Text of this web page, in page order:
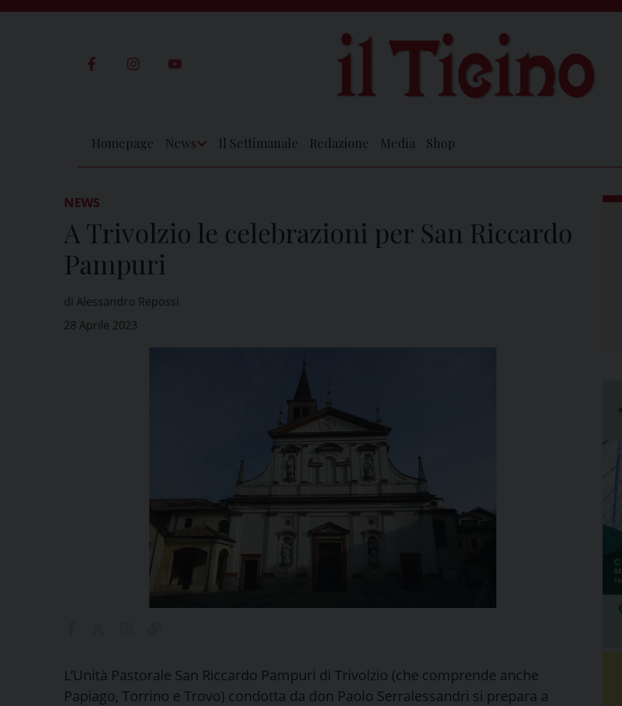
Homepage News Il Settimanale Redazione Media Shop
NEWS
A Trivolzio le celebrazioni per San Riccardo
Pampuri
di Alessandro Repossi
28 Aprile 2023
L’Unità Pastorale San Riccardo Pampuri di Trivolzio (che comprende anche
Papiago, Torrino e Trovo) condotta da don Paolo Serralessandri si prepara a